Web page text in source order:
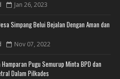
Jan 26, 2023
Simpang Belui Bejalan Dengan Aman dan
Nov 07, 2022
Pugu Semurup Minta BPD dan
Dalam Pilkades